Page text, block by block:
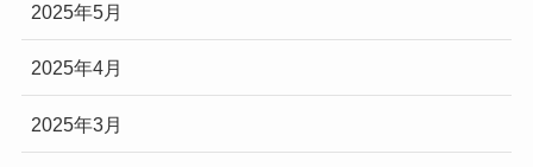
2025年5月
2025年4月
2025年3月